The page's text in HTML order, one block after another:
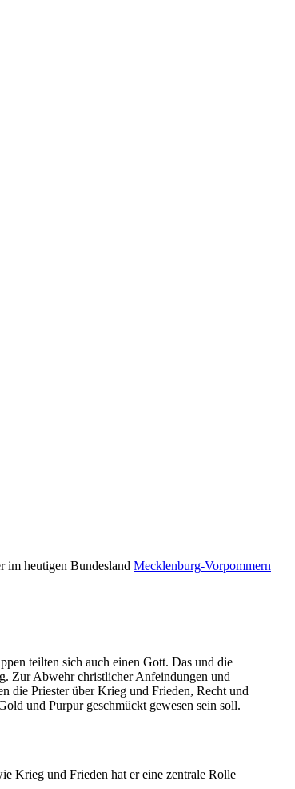
im heutigen Bundesland Mecklenburg-Vorpommern
teilten sich auch einen Gott. Das und die
Zur Abwehr christlicher Anfeindungen und
die Priester über Krieg und Frieden, Recht und
und Purpur geschmückt gewesen sein soll.
Krieg und Frieden hat er eine zentrale Rolle